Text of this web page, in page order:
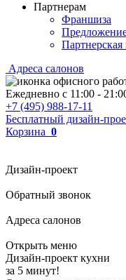
Партнерам
Франшиза
Партнерская
Адреса салонов
Ежедневно с 11:00 -
+7 (495) 988-17-11
Бесплатный дизайн-
Корзина 0
Дизайн-проект
Обратный звонок
Адреса салонов
Открыть меню
Дизайн-проект кухни
за 5 минут!